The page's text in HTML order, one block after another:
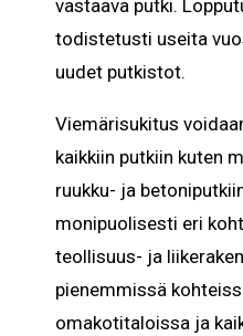
vastaava putki.
todistetusti useita
uudet putkistot.
Viemärisukitus
kaikkiin putkiin kuten
ruukku- ja
monipuolisesti eri
teollisuus- ja
pienemmissä
omakotitaloissa ja